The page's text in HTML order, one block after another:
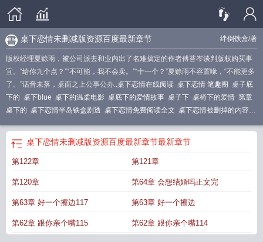
绊倒铁盒/著
桌下恋情未删减版资源百度最新章节
版权经理夏赊雨，被公司派去和业内出了名难搞定的作者傅苔岑谈判版权购买事
宜。“给你九个点？”“不可能，我不会卖。”“十一个？”夏赊雨不容置喙，“不能更多
了。”话音未落，桌面之上公事公办..桌下恋情在线阅读 桌下恋情 笔趣阁 桌子底
下的 桌下blue 桌下的温柔电影 桌底下的爱情故事 桌子下 桌椅下的爱情 第章
桌下的 桌下恋情半岛铁盒剧透 桌下恋情免费阅读全文 桌下恋情被删掉的内容是
桌下恋情by绊倒铁盒百度TXT 桌下恋情_绊倒铁盒 桌子下的爱
下恋情绊倒铁盒
下撩档桌下撩的电影 桌下恋情by微风几许桌下恋情by绊倒铁盒讲什么
by绊倒铁盒说的什么
桌下是什么意思 桌下的爱情 桌下故事
提取码桌下恋情by绊倒铁盒推文 桌下恋情绊倒铁盒全文阅读
by半桌下恋情by绊倒铁盒无删减全文阅读桌下恋情讲的什么桌下恋情全文免费
桌下恋情未删减版资源百度最新章节最新章节
第122章 第121章
第120章 第64章 会想结婚吗正文完
第63章 好一个擦边117 第63章 好一个擦边
第62章 跟你亲个嘴115 第62章 跟你亲个嘴114